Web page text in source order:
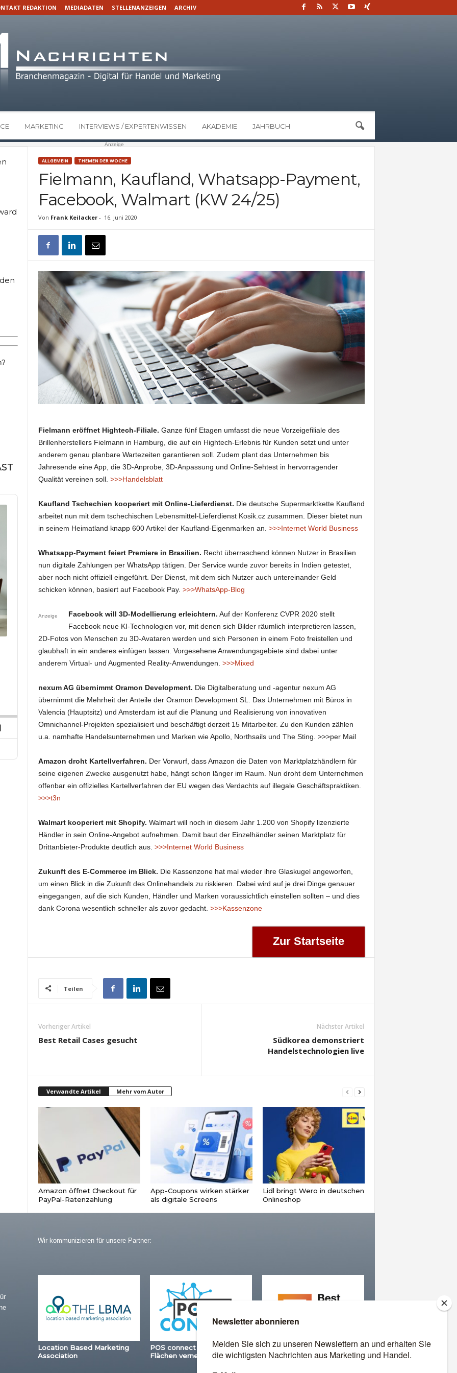
REDAKTION MEDIADATEN STELLENANZEIGEN ARCHIV
MARKETING INTERVIEWS / EXPERTENWISSEN AKADEMIE JAHRBUCH
Anzeige
ALLGEMEIN THEMEN DER WOCHE
Fielmann, Kaufland, Whatsapp-Payment,
Facebook, Walmart (KW 24/25)
Von Frank Keilacker- 16. Juni 2020
Fielmann eröffnet Hightech-Filiale. Ganze fünf Etagen umfasst die neue Vorzeigefiliale des
Brillenherstellers Fielmann in Hamburg, die auf ein Hightech-Erlebnis für Kunden setzt und unter
anderem genau planbare Wartezeiten garantieren soll. Zudem plant das Unternehmen bis
Jahresende eine App, die 3D-Anprobe, 3D-Anpassung und Online-Sehtest in hervorragender
Qualität vereinen soll. >>>Handelsblatt
Kaufland Tschechien kooperiert mit Online-Lieferdienst. Die deutsche Supermarktkette Kaufland
arbeitet nun mit dem tschechischen Lebensmittel-Lieferdienst Kosik.cz zusammen. Dieser bietet nun
in seinem Heimatland knapp 600 Artikel der Kaufland-Eigenmarken an. >>>Internet World Business
Whatsapp-Payment feiert Premiere in Brasilien. Recht überraschend können Nutzer in Brasilien
nun digitale Zahlungen per WhatsApp tätigen. Der Service wurde zuvor bereits in Indien getestet,
aber noch nicht offiziell eingeführt. Der Dienst, mit dem sich Nutzer auch untereinander Geld
schicken können, basiert auf Facebook Pay. >>>WhatsApp-Blog
Anzeige Facebook will 3D-Modellierung erleichtern. Auf der Konferenz CVPR 2020 stellt
Facebook neue KI-Technologien vor, mit denen sich Bilder räumlich interpretieren lassen,
2D-Fotos von Menschen zu 3D-Avataren werden und sich Personen in einem Foto freistellen und
glaubhaft in ein anderes einfügen lassen. Vorgesehene Anwendungsgebiete sind dabei unter
anderem Virtual- und Augmented Reality-Anwendungen. >>>Mixed
nexum AG übernimmt Oramon Development. Die Digitalberatung und -agentur nexum AG
übernimmt die Mehrheit der Anteile der Oramon Development SL. Das Unternehmen mit Büros in
Valencia (Hauptsitz) und Amsterdam ist auf die Planung und Realisierung von innovativen
Omnichannel-Projekten spezialisiert und beschäftigt derzeit 15 Mitarbeiter. Zu den Kunden zählen
u.a. namhafte Handelsunternehmen und Marken wie Apollo, Northsails und The Sting. >>>per Mail
Amazon droht Kartellverfahren. Der Vorwurf, dass Amazon die Daten von Marktplatzhändlern für
seine eigenen Zwecke ausgenutzt habe, hängt schon länger im Raum. Nun droht dem Unternehmen
offenbar ein offizielles Kartellverfahren der EU wegen des Verdachts auf illegale Geschäftspraktiken.
>>>t3n
Walmart kooperiert mit Shopify. Walmart will noch in diesem Jahr 1.200 von Shopify lizenzierte
Händler in sein Online-Angebot aufnehmen. Damit baut der Einzelhändler seinen Marktplatz für
Drittanbieter-Produkte deutlich aus. >>>Internet World Business
Zukunft des E-Commerce im Blick. Die Kassenzone hat mal wieder ihre Glaskugel angeworfen,
um einen Blick in die Zukunft des Onlinehandels zu riskieren. Dabei wird auf je drei Dinge genauer
eingegangen, auf die sich Kunden, Händler und Marken voraussichtlich einstellen sollten – und dies
dank Corona wesentlich schneller als zuvor gedacht. >>>Kassenzone
Zur Startseite
Teilen
Vorheriger Artikel
Best Retail Cases gesucht
Nächster Artikel
Südkorea demonstriert
Handelstechnologien live
Verwandte Artikel Mehr vom Autor
Amazon öffnet Checkout für
PayPal-Ratenzahlung
App-Coupons wirken stärker
als digitale Screens
Lidl bringt Wero in deutschen
Onlineshop
Wir kommunizieren für unsere Partner:
Location Based Marketing
Association
POS connect – Stationäre
Flächen vernetzen
Best Retail Cases: Die
besten Lösungen für Händler